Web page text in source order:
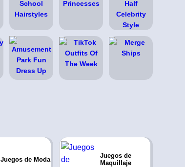
Juegos de Moda
Juegos de
Maquillaje